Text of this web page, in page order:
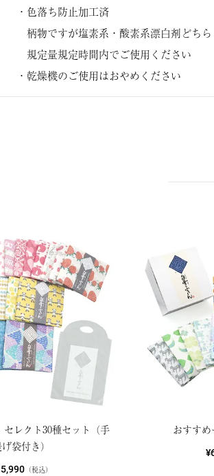
・色落ち防止加工済
柄物ですが塩素系・酸素系漂白剤どち
規定量規定時間内でご使用ください
・乾燥機のご使用はおやめください
セレクト30種セット（手
袋付き）
（税込）
おすすめ